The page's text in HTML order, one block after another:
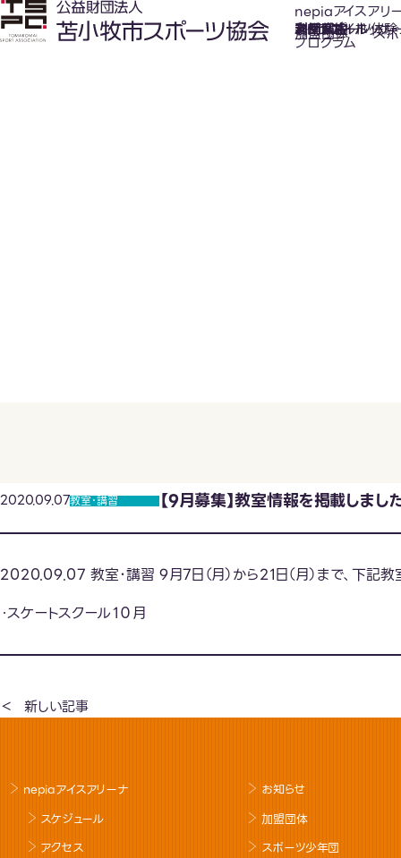
nepiaアイスアリ
氷上スポーツ体験
プログラム
お知らせ
スケジュール
フロアガイド
利用案内
利用料金
カジュアルホッケ
アクセス
加盟団体 ス
【9月募集】教室情報を掲載しまし
2020.09.07教室･講習
2020.09.07 教室･講習 9月7日（月）から21日（月）まで、下記教
・スケートスクール１０月
新しい記事
nepiaアイスアリーナ
スケジュール
アクセス
お知らせ
加盟団体
スポーツ少年団